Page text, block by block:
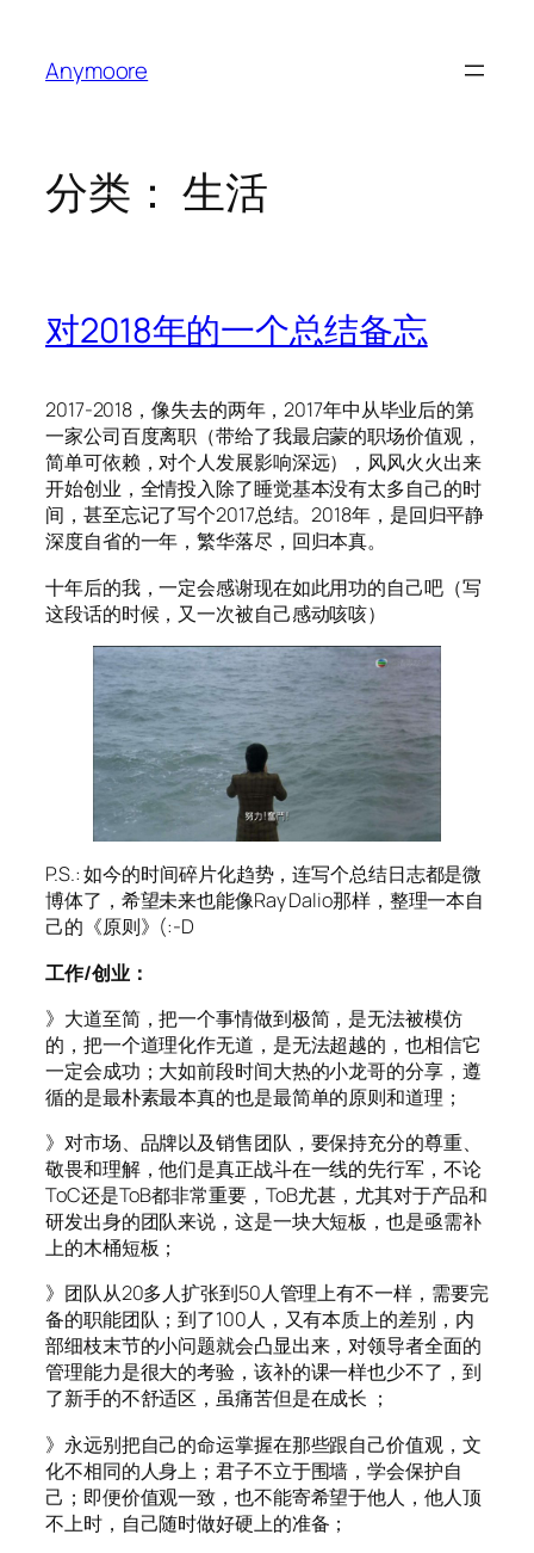
Anymoore
分类： 生活
对2018年的一个总结备忘
2017-2018，像失去的两年，2017年中从毕业后的第
一家公司百度离职（带给了我最启蒙的职场价值观，
简单可依赖，对个人发展影响深远），风风火火出来
开始创业，全情投入除了睡觉基本没有太多自己的时
间，甚至忘记了写个2017总结。2018年，是回归平静
深度自省的一年，繁华落尽，回归本真。
十年后的我，一定会感谢现在如此用功的自己吧（写
这段话的时候，又一次被自己感动咳咳）
P.S.: 如今的时间碎片化趋势，连写个总结日志都是微
博体了，希望未来也能像Ray Dalio那样，整理一本自
己的《原则》(:-D
工作/创业：
》大道至简，把一个事情做到极简，是无法被模仿
的，把一个道理化作无道，是无法超越的，也相信它
一定会成功；大如前段时间大热的小龙哥的分享，遵
循的是最朴素最本真的也是最简单的原则和道理；
》对市场、品牌以及销售团队，要保持充分的尊重、
敬畏和理解，他们是真正战斗在一线的先行军，不论
ToC还是ToB都非常重要，ToB尤甚，尤其对于产品和
研发出身的团队来说，这是一块大短板，也是亟需补
上的木桶短板；
》团队从20多人扩张到50人管理上有不一样，需要完
备的职能团队；到了100人，又有本质上的差别，内
部细枝末节的小问题就会凸显出来，对领导者全面的
管理能力是很大的考验，该补的课一样也少不了，到
了新手的不舒适区，虽痛苦但是在成长 ；
》永远别把自己的命运掌握在那些跟自己价值观，文
化不相同的人身上；君子不立于围墙，学会保护自
己；即便价值观一致，也不能寄希望于他人，他人顶
不上时，自己随时做好硬上的准备；